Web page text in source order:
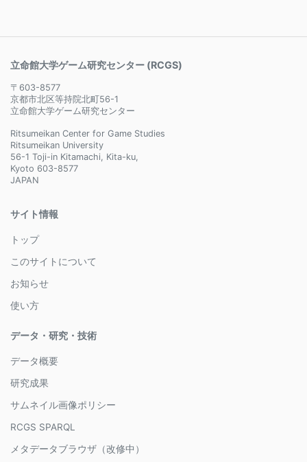
立命館大学ゲーム研究センター (RCGS)
〒603-8577
京都市北区等持院北町56-1
立命館大学ゲーム研究センター
Ritsumeikan Center for Game Studies
Ritsumeikan University
56-1 Toji-in Kitamachi, Kita-ku,
Kyoto 603-8577
JAPAN
サイト情報
トップ
このサイトについて
お知らせ
使い方
データ・研究・技術
データ概要
研究成果
サムネイル画像ポリシー
RCGS SPARQL
メタデータブラウザ（改修中）